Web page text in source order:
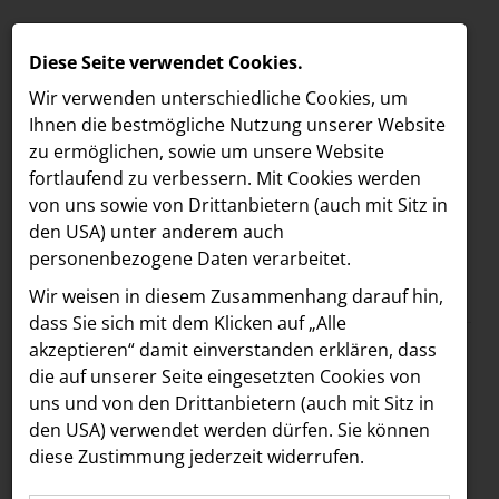
MELDUNGEN
LOEBELL NORDBERG
INNER
aehre
Astoria Artshow
B/S/H Hausgeräte
Meldungen /
Text Bilder
14.07.2025
Jury des Media
Forward Fund sendet
Diese Seite verwendet Cookies.
Wir verwenden unterschiedliche Cookies, um
Ihnen die best­mögliche Nutzung unserer Website
zu ermöglichen, sowie um unsere Website
fortlaufend zu verbessern. Mit Cookies werden
von uns sowie von Drittanbietern (auch mit Sitz in
den USA) unter anderem auch
personenbezogene Daten verarbeitet.
Wir weisen in diesem Zusammenhang darauf hin,
dass Sie sich mit dem Klicken auf „Alle
akzeptieren“ damit ein­ver­standen erklären, dass
die auf unserer Seite eingesetzten Cookies von
uns und von den Drittanbietern (auch mit Sitz in
den USA) verwendet werden dürfen. Sie können
diese Zustimmung jederzeit widerrufen.